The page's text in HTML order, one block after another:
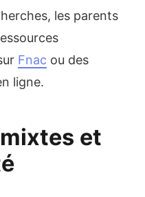
les parents
Fnac ou des
ligne.
et